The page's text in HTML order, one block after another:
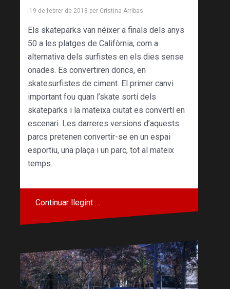
19 de febrer de 2018 per Cristina Arribas
Els skateparks van néixer a finals dels anys
50 a les platges de Califòrnia, com a
alternativa dels surfistes en els dies sense
onades. Es convertiren doncs, en
skatesurfistes de ciment. El primer canvi
important fou quan l’skate sortí dels
skateparks i la mateixa ciutat es convertí en
escenari. Les darreres versions d’aquests
parcs pretenen convertir-se en un espai
esportiu, una plaça i un parc, tot al mateix
temps.
Continuar llegint …